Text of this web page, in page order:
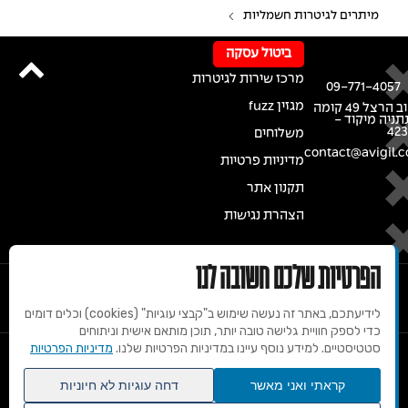
מיתרים לגיטרות חשמליות
רחוב הרצל 49 קומה
מיקוד -
09-771-4057
ביטול עסקה
מרכז שירות לגיטרות
מגזין fuzz
משלוחים
מדיניות פרטיות
תקנון אתר
הצהרת נגישות
הפרטיות שלכם חשובה לנו
לידיעתכם, באתר זה נעשה שימוש ב"קבצי עוגיות" (cookies) וכלים דומים
כדי לספק חוויית גלישה טובה יותר, תוכן מותאם אישית וניתוחים
סטטיסטיים. למידע נוסף עיינו במדיניות הפרטיות שלנו. מדיניות הפרטיות
קראתי ואני מאשר דחה עוגיות לא חיוניות